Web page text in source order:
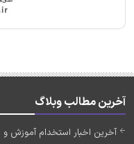
آخرین مطالب وبلاگ
آخرین اخبار استخدام آموزش و پرورش 1405